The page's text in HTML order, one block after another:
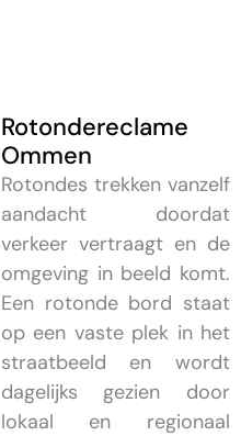
Rotondereclame
Ommen
Rotondes trekken vanzelf
aandacht doordat
verkeer vertraagt en de
omgeving in beeld komt.
Een rotonde bord staat
op een vaste plek in het
straatbeeld en wordt
dagelijks gezien door
lokaal en regionaal